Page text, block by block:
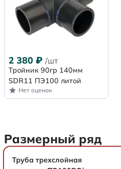
2 380 ₽ /шт
Тройник 90гр 140мм
SDR11 ПЭ100 литой
Нет оценок
Размерный ряд
Труба трехслойная